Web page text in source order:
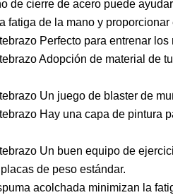
de cierre de acero puede
fatiga de la mano y
Perfecto para entrenar
Adopción de material de
Un juego de blaster de
Hay una capa de pintura
Un buen equipo de
de peso estándar.
acolchada minimizan la